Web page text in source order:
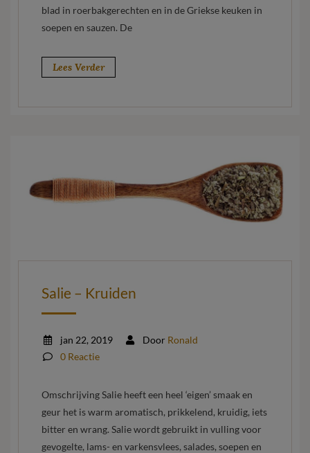
blad in roerbakgerechten en in de Griekse keuken in
soepen en sauzen. De
Lees Verder
Salie – Kruiden
jan 22, 2019 Door Ronald
0 Reactie
Omschrijving Salie heeft een heel ‘eigen’ smaak en
geur het is warm aromatisch, prikkelend, kruidig, iets
bitter en wrang. Salie wordt gebruikt in vulling voor
gevogelte, lams- en varkensvlees, salades, soepen en